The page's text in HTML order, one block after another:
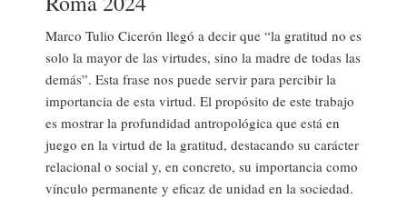
Marco Tulio Cicerón llegó a decir que “la gratitud no es
solo la mayor de las virtudes, sino la madre de todas las
demás”. Esta frase nos puede servir para percibir la
importancia de esta virtud. El propósito de este trabajo
es mostrar la profundidad antropológica que está en
juego en la virtud de la gratitud, destacando su carácter
relacional o social y, en concreto, su importancia como
vínculo permanente y eficaz de unidad en la sociedad.